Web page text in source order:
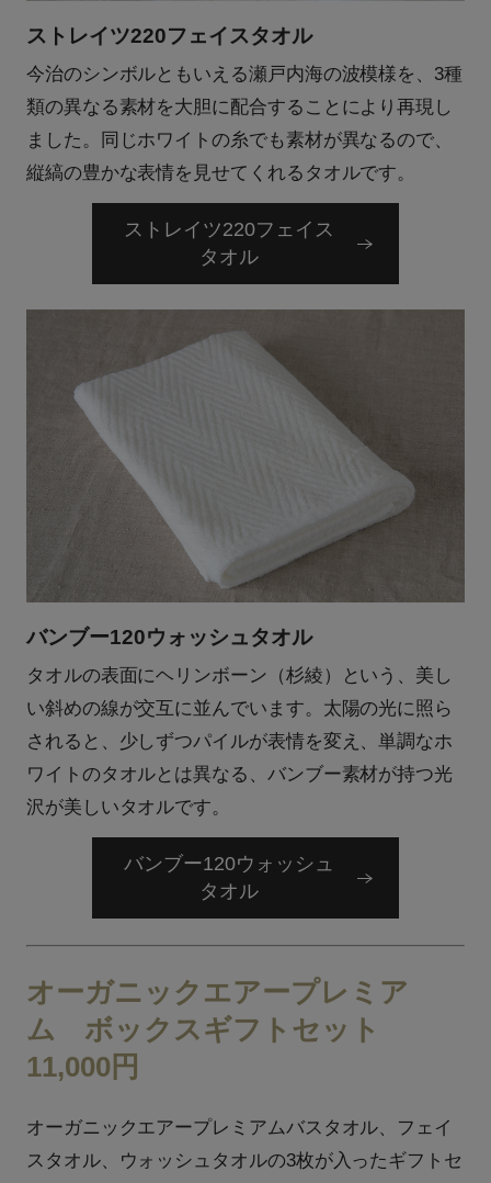
ストレイツ220フェイスタオル
今治のシンボルともいえる瀬戸内海の波模様を、3種
類の異なる素材を大胆に配合することにより再現し
ました。同じホワイトの糸でも素材が異なるので、
縦縞の豊かな表情を見せてくれるタオルです。
ストレイツ220フェイス
タオル
バンブー120ウォッシュタオル
タオルの表面にヘリンボーン（杉綾）という、美し
い斜めの線が交互に並んでいます。太陽の光に照ら
されると、少しずつパイルが表情を変え、単調なホ
ワイトのタオルとは異なる、バンブー素材が持つ光
沢が美しいタオルです。
バンブー120ウォッシュ
タオル
オーガニックエアープレミア
ム ボックスギフトセット
11,000円
オーガニックエアープレミアムバスタオル、フェイ
スタオル、ウォッシュタオルの3枚が入ったギフトセ